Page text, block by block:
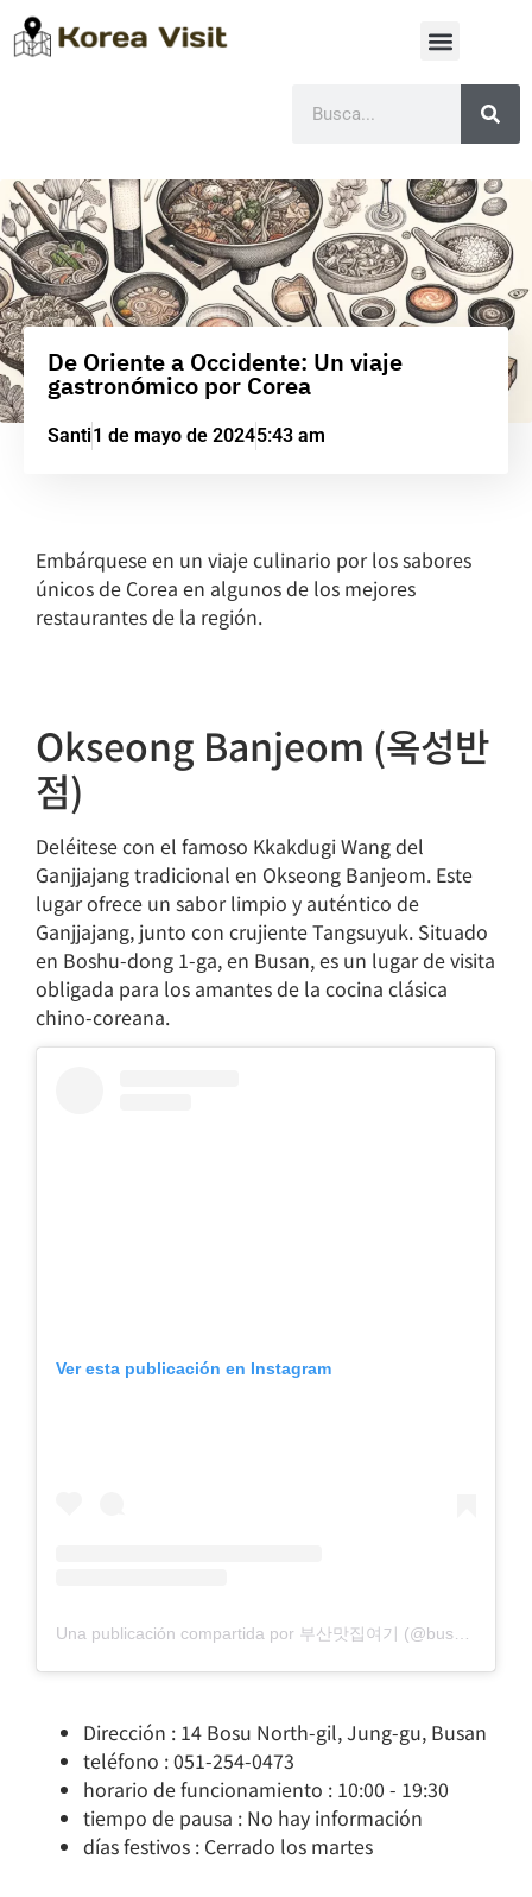
De Oriente a Occidente: Un viaje
gastronómico por Corea
Santi1 de mayo de 20245:43 am
Embárquese en un viaje culinario por los sabores
únicos de Corea en algunos de los mejores
restaurantes de la región.
Okseong Banjeom (옥성반
점)
Deléitese con el famoso Kkakdugi Wang del
Ganjjajang tradicional en Okseong Banjeom. Este
lugar ofrece un sabor limpio y auténtico de
Ganjjajang, junto con crujiente Tangsuyuk. Situado
en Boshu-dong 1-ga, en Busan, es un lugar de visita
obligada para los amantes de la cocina clásica
chino-coreana.
Ver esta publicación en Instagram
Dirección : 14 Bosu North-gil, Jung-gu, Busan
teléfono : 051-254-0473
horario de funcionamiento : 10:00 - 19:30
tiempo de pausa : No hay información
días festivos : Cerrado los martes